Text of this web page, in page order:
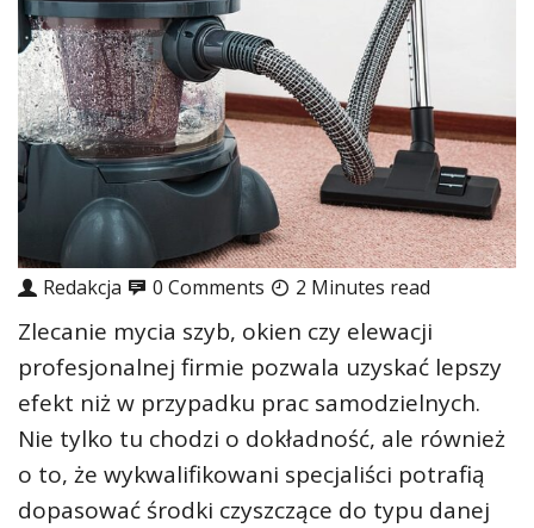
Redakcja 0 Comments 2 Minutes read
Zlecanie mycia szyb, okien czy elewacji
profesjonalnej firmie pozwala uzyskać lepszy
efekt niż w przypadku prac samodzielnych.
Nie tylko tu chodzi o dokładność, ale również
o to, że wykwalifikowani specjaliści potrafią
dopasować środki czyszczące do typu danej